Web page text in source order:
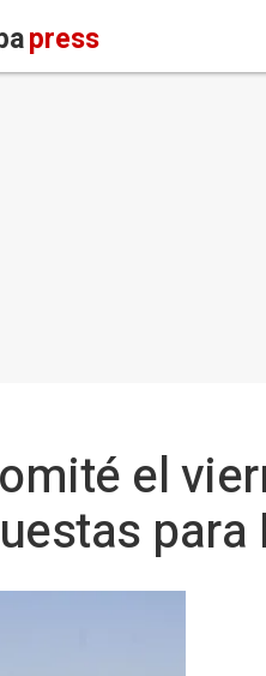
press
el
para